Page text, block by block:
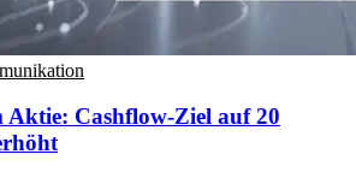
Aktie: Cashflow-Ziel auf 20